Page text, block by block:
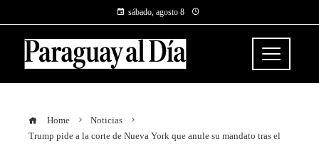
sábado, agosto 8
Home
Noticias
Trump pide a la corte de Nueva York que anule su mandato tras el